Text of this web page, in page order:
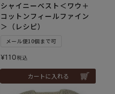
シャイニーベスト＜ワウ＋
コットンフィールファイン
＞（レシピ）
メール便10個まで可
¥110税込
カートに入れる